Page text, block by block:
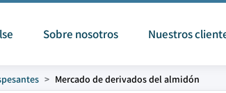
Sobre nosotros Nuestros
Mercado de derivados del almidón